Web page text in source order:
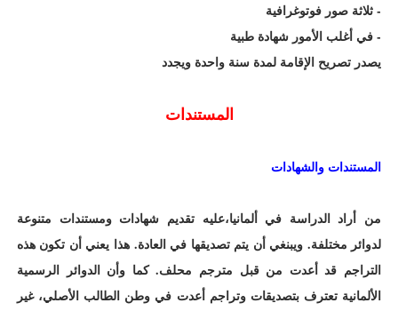
- ثلاثة صور فوتوغرافية
- في أغلب الأمور شهادة طبية
يصدر تصريح الإقامة لمدة سنة واحدة ويجدد
المستندات
المستندات والشهادات
من أراد الدراسة في ألمانيا،عليه تقديم شهادات ومستندات متنوعة
لدوائر مختلفة. ويبنغي أن يتم تصديقها في العادة. هذا يعني أن تكون هذه
التراجم قد أعدت من قبل مترجم محلف. كما وأن الدوائر الرسمية
الألمانية تعترف بتصديقات وتراجم أعدت في وطن الطالب الأصلي، غير